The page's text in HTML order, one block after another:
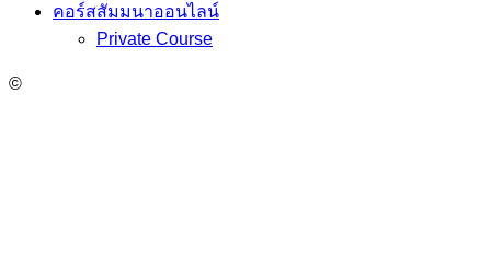
คอร์สสัมมนาออนไลน์
Private Course
©